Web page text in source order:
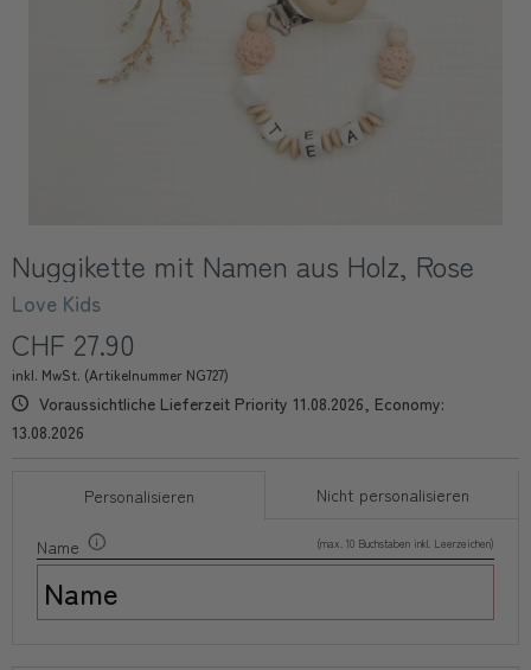
Nuggikette mit Namen aus Holz, Rose
Love Kids
CHF 27.90
inkl. MwSt. (Artikelnummer NG727)
Voraussichtliche Lieferzeit Priority 11.08.2026, Economy:
13.08.2026
Personalisieren Nicht personalisieren
Name (max. 10 Buchstaben inkl. Leerzeichen)